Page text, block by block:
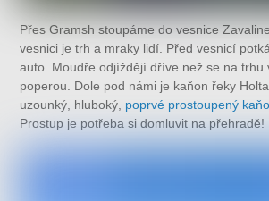
Přes Gramsh stoupáme do vesnice
vesnici je trh a mraky lidí. Před vesnicí
auto. Moudře odjíždějí dříve než se na trhu
poperou. Dole pod námi je kaňon řeky
uzounký, hluboký, poprvé prostoupený
Prostup je potřeba si domluvit na přehradě!